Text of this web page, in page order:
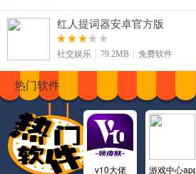
红人提词器安卓官方版
社交娱乐 79.2MB 免费软件
热门软件
v10大佬 游戏中心app